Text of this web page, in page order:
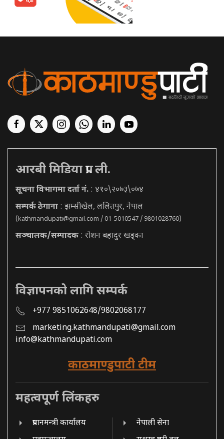
आरबी मिडिया प्रा. ली.
सूचना विभागमा दर्ता नं. : ४१०\२०७३\०७४
सम्पर्क ठेगाना : झम्सीखेल, ललितपुर, नेपाल
(kathmandupati@gmail.com / 01-5010547 / 9801028760)
सञ्चालक/सम्पादक : रोशन बहादुर खड्का
विज्ञापनको लागि सम्पर्क
+977 9851062648/9802068177
marketing.kathmandupati@gmail.com
info@kathmandupati.com
काठमाण्डुपाटी टीम
महत्वपूर्ण लिंकहरु
प्रधानमन्त्री कार्यालय
नेपाली सेना